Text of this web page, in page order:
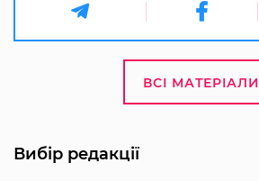
ВСІ МАТЕРІАЛИ
Вибір редакції